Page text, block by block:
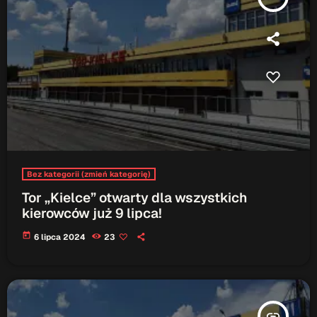
Patronat Medialny
Ramówka
O nas keyboard_arrow_down
EKIPA
Rekrutacja Fraszka
Podcasty
Przydatne linki
Strona UJK
Wirtualna Uczelnia
Bez kategorii (zmień kategorię)
Tor „Kielce” otwarty dla wszystkich
kierowców już 9 lipca!
today 6 lipca 2024 23